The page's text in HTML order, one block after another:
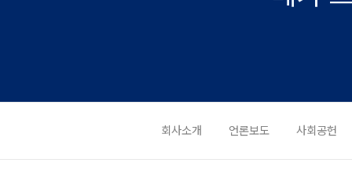
회사소개 언론보도 사회공헌